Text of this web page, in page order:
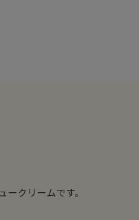
クリームです。